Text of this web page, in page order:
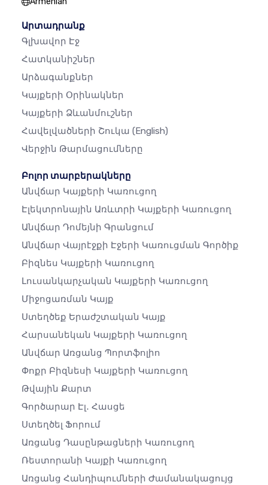
Արտադրանք
Գլխավոր Էջ
Հատկանիշներ
Արձագանքներ
Կայքերի Օրինակներ
Կայքերի Ձևանմուշներ
Հավելվածների Շուկա (English)
Վերջին Թարմացումները
Բոլոր տարբերակները
Անվճար Կայքերի Կառուցող
Էլեկտրոնային Առևտրի Կայքերի Կառուցող
Անվճար Դոմեյնի Գրանցում
Անվճար Վայրէջքի Էջերի Կառուցման Գործիք
Բիզնես Կայքերի Կառուցող
Լուսանկարչական Կայքերի Կառուցող
Միջոցառման Կայք
Ստեղծեք Երաժշտական ​​կայք
Հարսանեկան Կայքերի Կառուցող
Անվճար Առցանց Պորտֆոլիո
Փոքր Բիզնեսի Կայքերի Կառուցող
Թվային Քարտ
Գործարար Էլ․ Հասցե
Ստեղծել Ֆորում
Առցանց Դասընթացների Կառուցող
Ռեստորանի Կայքի Կառուցող
Առցանց Հանդիպումների Ժամանակացույց